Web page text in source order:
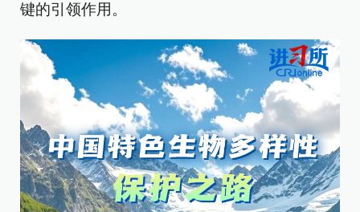
键的引领作用。